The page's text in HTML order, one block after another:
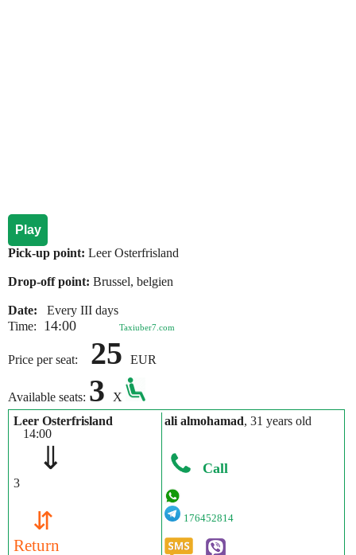
Play
Pick-up point: Leer Osterfrisland
Drop-off point: Brussel, belgien
Date:
Every III days
Time:
14:00 Taxiuber7.com
Price per seat: 25 EUR
Available seats: 3
X
Leer Osterfrisland
14:00
⇓
3
⇵
Return
ali almohamad, 31 years old
Call
176452814